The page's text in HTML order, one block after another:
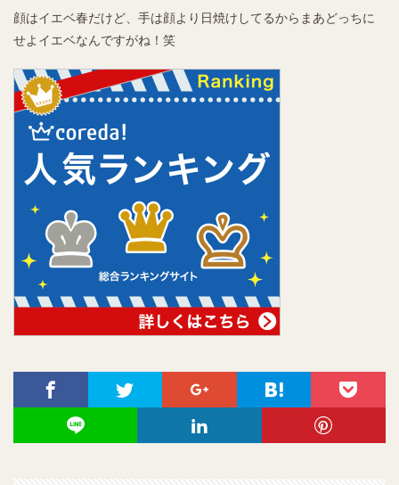
顔はイエベ春だけど、手は顔より日焼けしてるからまあどっちに
せよイエベなんですがね！笑